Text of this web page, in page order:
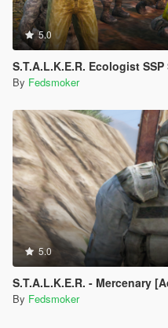
5.0
S.T.A.L.K.E.R. Ecologist SSP Suit |
By Fedsmoker
5.0
S.T.A.L.K.E.R. - Mercenary
By Fedsmoker